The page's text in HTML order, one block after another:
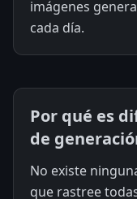
imágenes
cada día.
Por qué es
de
No existe
que rastree